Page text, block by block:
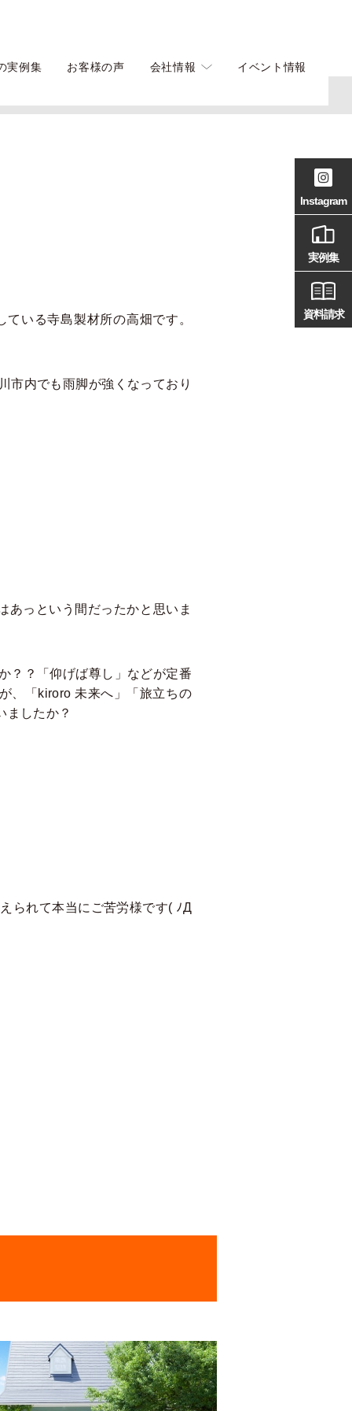
実例集 お客様の声 会社情報 イベント情報
いる寺島製材所の高畑です。
市内でも雨脚が強くなっており
あっという間だったかと思いま
？？「仰げば尊し」などが定番
、「kiroro 未来へ」「旅立ちの
ましたか？
られて本当にご苦労様です( ﾉД
Instagram
実例集
資料請求